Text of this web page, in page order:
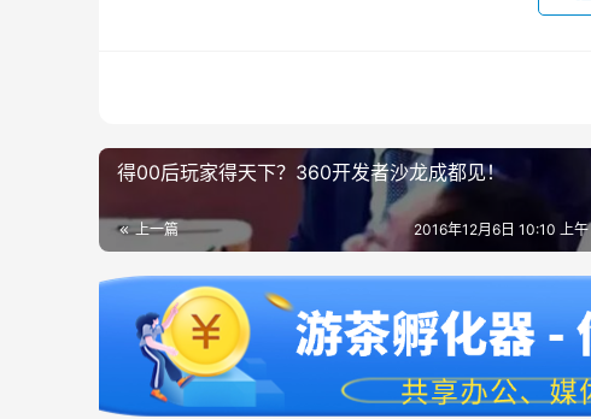
得00后玩家得天下？360开发者沙龙成都见！
上一篇 2016年12月6日 10:10 上午